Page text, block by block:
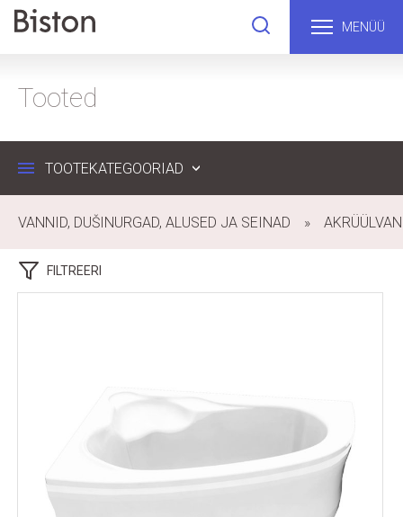
MENÜÜ
Tooted
TOOTEKATEGOORIAD
VANNID, DUŠINURGAD, ALUSED JA SEINAD
FILTREERI